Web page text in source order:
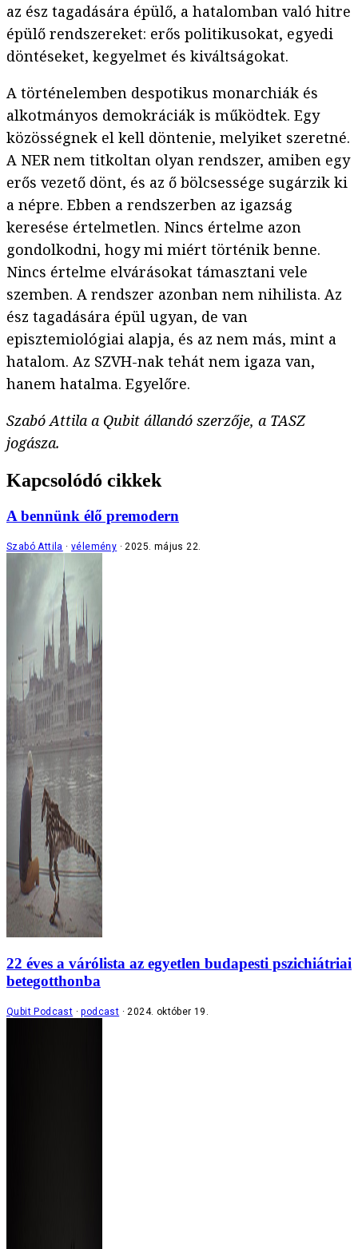
az ész tagadására épülő, a hatalomban való hitre
épülő rendszereket: erős politikusokat, egyedi
döntéseket, kegyelmet és kiváltságokat.
A történelemben despotikus monarchiák és
alkotmányos demokráciák is működtek. Egy
közösségnek el kell döntenie, melyiket szeretné.
A NER nem titkoltan olyan rendszer, amiben egy
erős vezető dönt, és az ő bölcsessége sugárzik ki
a népre. Ebben a rendszerben az igazság
keresése értelmetlen. Nincs értelme azon
gondolkodni, hogy mi miért történik benne.
Nincs értelme elvárásokat támasztani vele
szemben. A rendszer azonban nem nihilista. Az
ész tagadására épül ugyan, de van
episztemiológiai alapja, és az nem más, mint a
hatalom. Az SZVH-nak tehát nem igaza van,
hanem hatalma. Egyelőre.
Szabó Attila a Qubit állandó szerzője, a TASZ
jogásza.
Kapcsolódó cikkek
A bennünk élő premodern
Szabó Attila vélemény 2025. május 22.
22 éves a várólista az egyetlen budapesti pszichiátriai
betegotthonba
Qubit Podcast podcast 2024. október 19.